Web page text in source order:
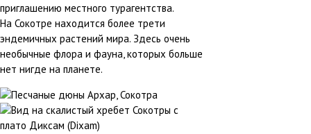
приглашению местного турагентства.
На Сокотре находится более трети
эндемичных растений мира. Здесь очень
необычные флора и фауна, которых больше
нет нигде на планете.